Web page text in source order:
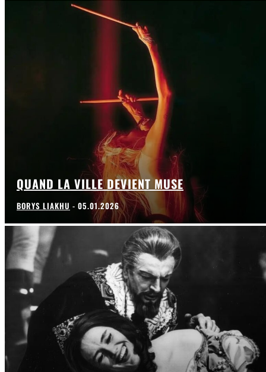
QUAND LA VILLE DEVIENT MUSE
BORYS LIAKHU - 05.01.2026